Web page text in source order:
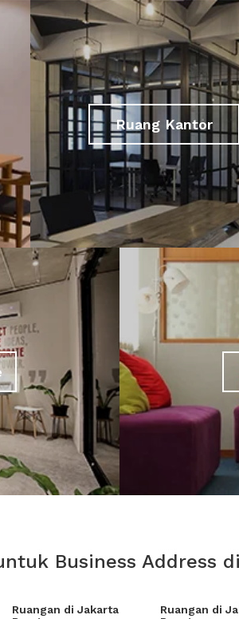
Ruang Kantor
Business Address
Ruangan di Jakarta
Ruangan di